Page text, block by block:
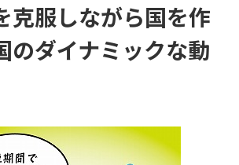
類から請求
克服しながら国を作
のダイナミックな動